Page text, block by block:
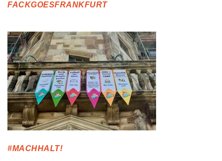
FACKGOESFRANKFURT
#MACHHALT!